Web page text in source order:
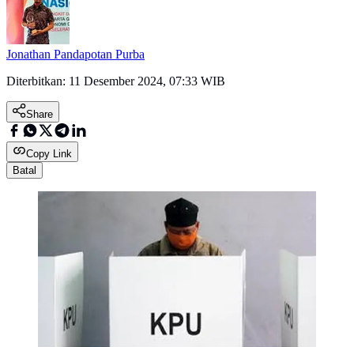
Jonathan Pandapotan Purba
Diterbitkan: 11 Desember 2024, 07:33 WIB
Share
Copy Link
Batal